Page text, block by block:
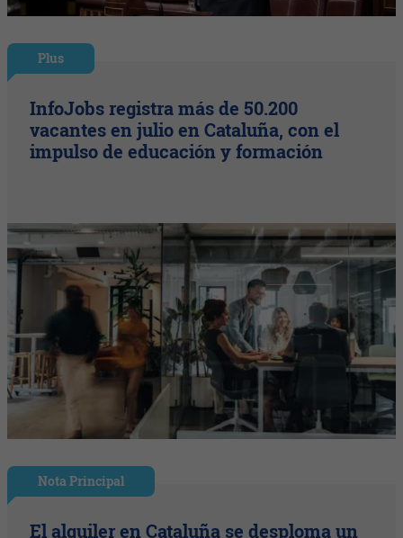
Plus
InfoJobs registra más de 50.200
vacantes en julio en Cataluña, con el
impulso de educación y formación
Nota Principal
El alquiler en Cataluña se desploma un